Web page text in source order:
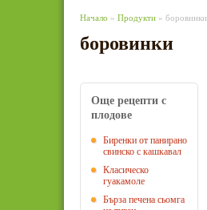
Начало » Продукти » боровинки
боровинки
Още рецепти с
плодове
Биренки от панирано
свинско с кашкавал
Класическо
гуакамоле
Бърза печена сьомга